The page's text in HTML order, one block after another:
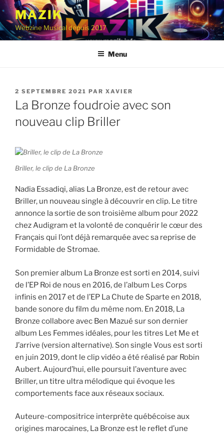
Aller
contenu
principal
MAZIK
Webzine Musical depuis 2017
Menu
PUBLIÉ
LE
2 SEPTEMBRE 2021 PAR XAVIER
La Bronze foudroie avec son
nouveau clip Briller
Briller, le clip de La Bronze
Nadia Essadiqi, alias La Bronze, est de retour avec
Briller, un nouveau single à découvrir en clip. Le titre
annonce la sortie de son troisième album pour 2022
chez Audigram et la volonté de conquérir le cœur des
Français qui l’ont déjà remarquée avec sa reprise de
Formidable de Stromae.
Son premier album La Bronze est sorti en 2014, suivi
de l’EP Roi de nous en 2016, de l’album Les Corps
infinis en 2017 et de l’EP La Chute de Sparte en 2018,
bande sonore du film du même nom. En 2018, La
Bronze collabore avec Ben Mazué sur son dernier
album Les Femmes idéales, pour les titres Let Me et
J’arrive (version alternative). Son single Vous est sorti
en juin 2019, dont le clip vidéo a été réalisé par Robin
Aubert. Aujourd’hui, elle poursuit l’aventure avec
Briller, un titre ultra mélodique qui évoque les
comportements face aux réseaux sociaux.
Auteure-compositrice interprète québécoise aux
origines marocaines, La Bronze est le reflet d’une